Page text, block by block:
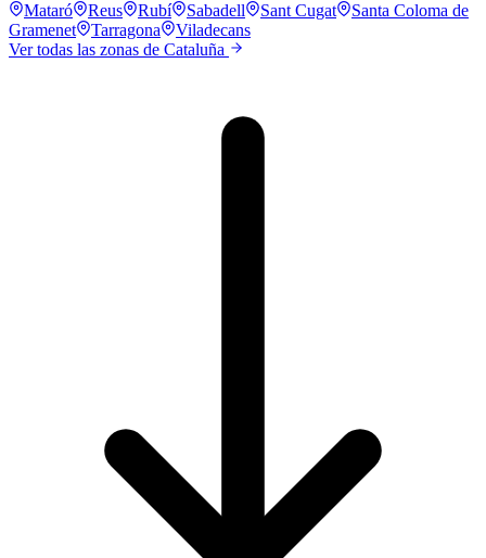
Mataró
Reus Rubí Sabadell Sant Cugat
Santa Coloma de
Gramenet
Tarragona
Viladecans
Ver todas las zonas de Cataluña